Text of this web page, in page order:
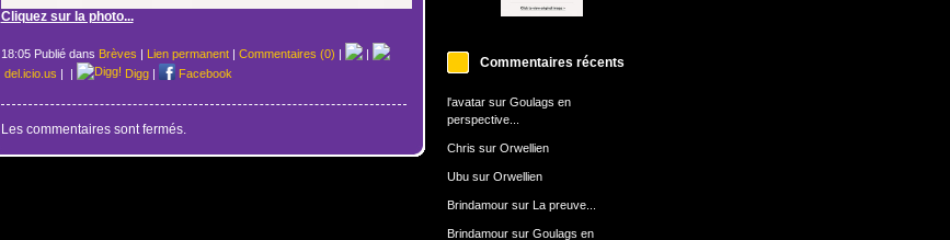
Commentaires récents
l'avatarsur Goulags en
perspective...
Chris sur Orwellien
Ubusur Orwellien
Brindamoursur La preuve...
Brindamoursur Goulags en
Cliquez sur la photo...
18:05 Publié dans Brèves | Lien permanent| Commentaires (0) |
|
del.icio.us | | Digg| Facebook
Les commentaires sont fermés.